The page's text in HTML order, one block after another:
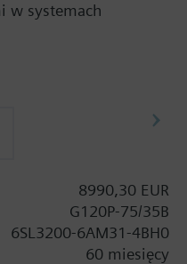
w systemach
2 BT bez panelu
8990,30 EUR
G120P-75/35B
6SL3200-6AM31-4BH0
60 miesięcy